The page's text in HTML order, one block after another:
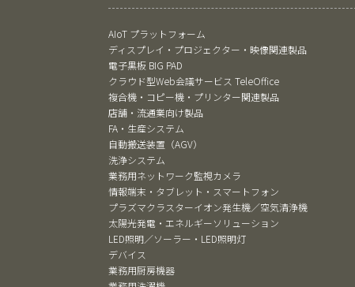
AIoT プラットフォーム
ディスプレイ・プロジェクター・映像関連製品
電子黒板 BIG PAD
クラウド型Web会議サービス TeleOffice
複合機・コピー機・プリンター関連製品
店舗・流通業向け製品
FA・生産システム
自動搬送装置（AGV）
洗浄システム
業務用ネットワーク監視カメラ
情報端末・タブレット・スマートフォン
プラズマクラスターイオン発生機／空気清浄機
太陽光発電・エネルギーソリューション
LED照明／ソーラー・LED照明灯
デバイス
業務用厨房機器